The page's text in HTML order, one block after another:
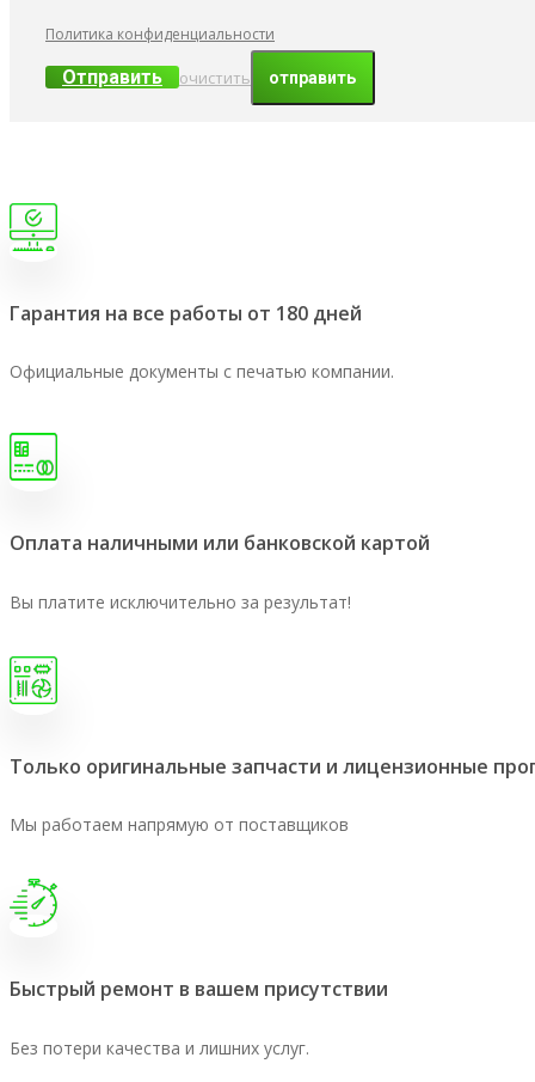
Политика конфиденциальности
Отправить очистить
Гарантия на все работы от 180 дней
Официальные документы с печатью компании.
Оплата наличными или банковской картой
Вы платите исключительно за результат!
Только оригинальные запчасти и лицензионные
Мы работаем напрямую от поставщиков
Быстрый ремонт в вашем присутствии
Без потери качества и лишних услуг.